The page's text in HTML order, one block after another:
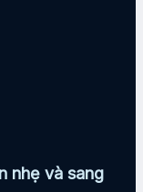
nhẹ và sang